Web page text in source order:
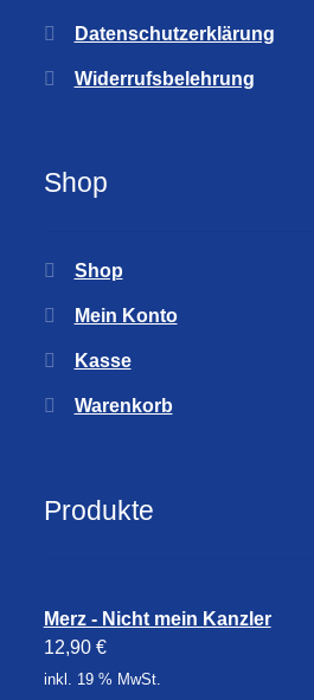
Datenschutzerklärung
Widerrufsbelehrung
Shop
Shop
Mein Konto
Kasse
Warenkorb
Produkte
Merz - Nicht mein Kanzler
12,90 €
inkl. 19 % MwSt.